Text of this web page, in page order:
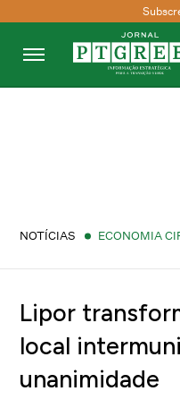
NOTÍCIAS ECONOMIA
Lipor
local
unanimidade